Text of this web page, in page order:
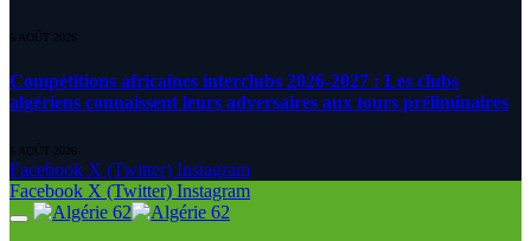
6 AOÛT 2026
Compétitions africaines interclubs 2026-2027 : Les clubs
algériens connaissent leurs adversaires aux tours préliminaires
6 AOÛT 2026
Facebook X (Twitter) Instagram
Facebook X (Twitter) Instagram